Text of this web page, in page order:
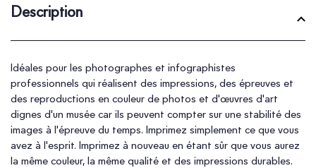
Description
Idéales pour les photographes et infographistes
professionnels qui réalisent des impressions, des épreuves et
des reproductions en couleur de photos et d'œuvres d'art
dignes d'un musée car ils peuvent compter sur une stabilité des
images à l'épreuve du temps. Imprimez simplement ce que vous
avez à l'esprit. Imprimez à nouveau en étant sûr que vous aurez
la même couleur, la même qualité et des impressions durables.